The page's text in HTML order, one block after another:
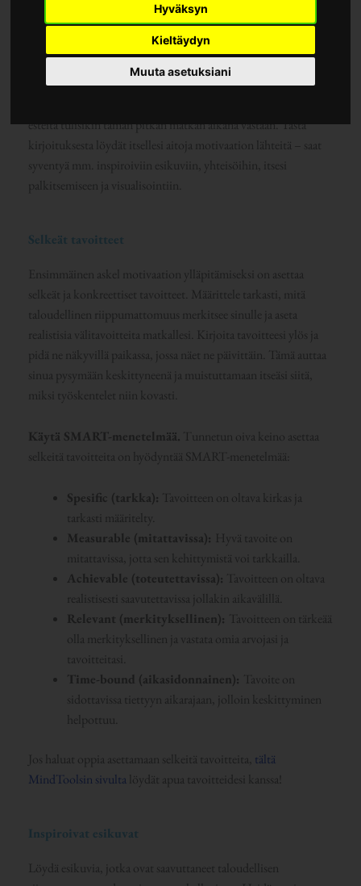
Hyväksyn
Kieltäydyn
Muuta asetuksiani
”Mountains in Vorarlberg” created by Pezibear, from brand
Motivaatiot taloudellisessa riippumattomuudessa auttavat
esteitä tulisikin tämän pitkän matkan aikana vastaan. Tästä
kirjoituksesta löydät itsellesi aitoja motivaation lähteitä – saat
syventyä mm. inspiroiviin esikuviin, yhteisöihin, itsesi
palkitsemiseen ja visualisointiin.
Selkeät tavoitteet
Ensimmäinen askel motivaation ylläpitämiseksi on asettaa
selkeät ja konkreettiset tavoitteet. Määrittele tarkasti, mitä
taloudellinen riippumattomuus merkitsee sinulle ja aseta
realistisia välitavoitteita matkallesi. Kirjoita tavoitteesi ylös ja
pidä ne näkyvillä paikassa, jossa näet ne päivittäin. Tämä auttaa
sinua pysymään keskittyneenä ja muistuttamaan itseäsi siitä,
miksi työskentelet niin kovasti.
Käytä SMART-menetelmää. Tunnetun oiva keino asettaa
selkeitä tavoitteita on hyödyntää SMART-menetelmää:
Spesific (tarkka): Tavoitteen on oltava kirkas ja
tarkasti määritelty.
Measurable (mitattavissa): Hyvä tavoite on
mitattavissa, jotta sen kehittymistä voi tarkkailla.
Achievable (toteutettavissa): Tavoitteen on oltava
realistisesti saavutettavissa jollakin aikavälillä.
Relevant (merkityksellinen): Tavoitteen on tärkeää
olla merkityksellinen ja vastata omia arvojasi ja
tavoitteitasi.
Time-bound (aikasidonnainen): Tavoite on
sidottavissa tiettyyn aikarajaan, jolloin keskittyminen
helpottuu.
Jos haluat oppia asettamaan selkeitä tavoitteita, tältä
MindToolsin sivultalöydät apua tavoitteidesi kanssa!
Inspiroivat esikuvat
Löydä esikuvia, jotka ovat saavuttaneet taloudellisen